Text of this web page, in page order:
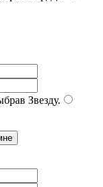
Звезду.